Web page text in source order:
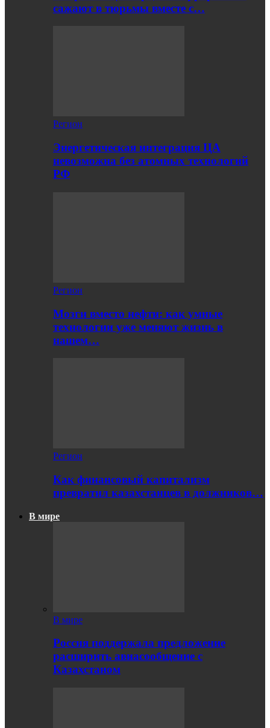
сажают в тюрьмы вместе с…
Регион
Энергетическая интеграция ЦА
невозможна без атомных технологий
РФ
Регион
Мозги вместо нефти: как умные
технологии уже меняют жизнь в
нашем…
Регион
Как финансовый капитализм
превратил казахстанцев в должников…
В мире
В мире
Россия поддержала предложение
расширить авиасообщение с
Казахстаном